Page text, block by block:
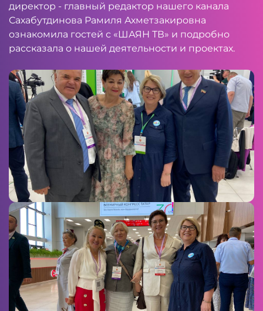
директор - главный редактор нашего канала
Сахабутдинова Рамиля Ахметзакировна
ознакомила гостей с «ШАЯН ТВ» и подробно
рассказала о нашей деятельности и проектах.